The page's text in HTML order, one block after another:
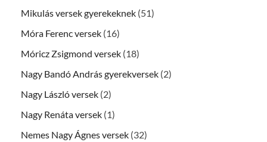
Mikulás versek gyerekeknek (51)
Móra Ferenc versek (16)
Móricz Zsigmond versek (18)
Nagy Bandó András gyerekversek (2)
Nagy László versek (2)
Nagy Renáta versek (1)
Nemes Nagy Ágnes versek (32)